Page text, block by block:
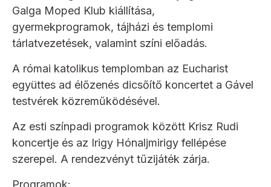
Galga Moped Klub kiállítása,
gyermekprogramok, tájházi és templomi
tárlatvezetések, valamint színi előadás.
A római katolikus templomban az Eucharist
együttes ad élőzenés dicsőítő koncertet a Gável
testvérek közreműködésével.
Az esti színpadi programok között Krisz Rudi
koncertje és az Irigy Hónaljmirigy fellépése
szerepel. A rendezvényt tűzijáték zárja.
Programok: